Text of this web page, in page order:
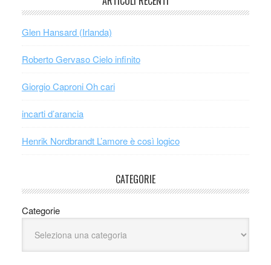
Glen Hansard (Irlanda)
Roberto Gervaso Cielo infinito
Giorgio Caproni Oh cari
incarti d’arancia
Henrik Nordbrandt L’amore è così logico
CATEGORIE
Categorie